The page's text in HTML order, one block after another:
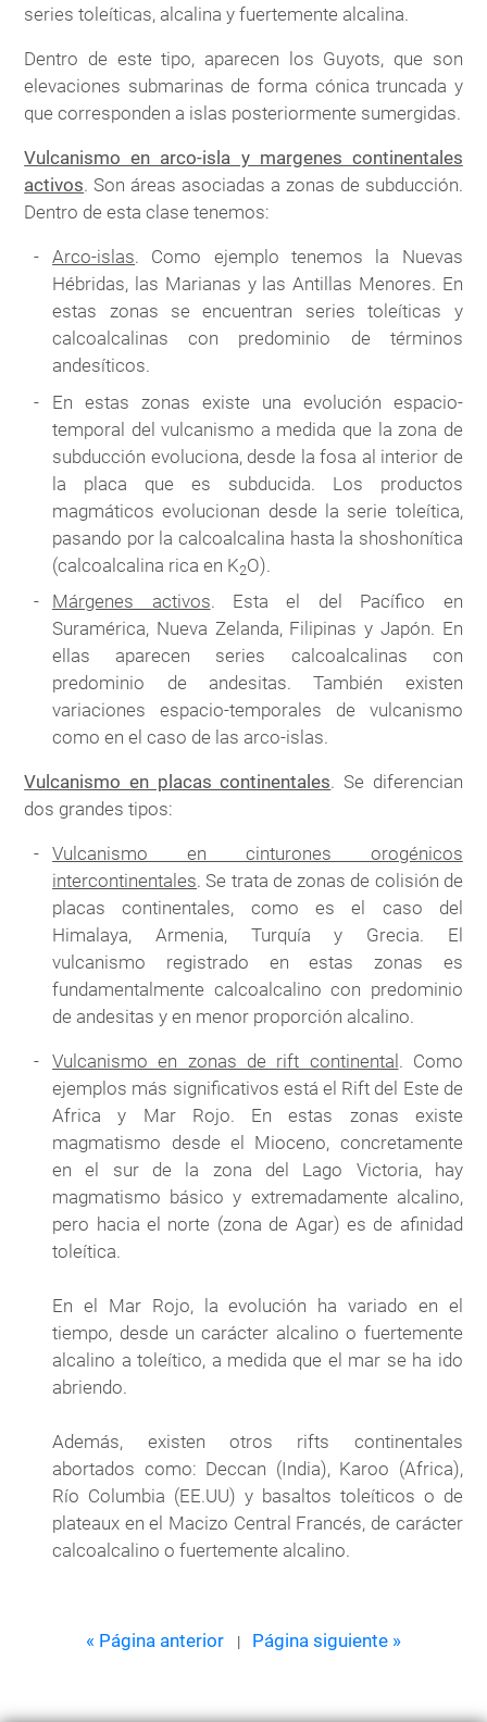
series toleíticas, alcalina y fuertemente alcalina.
Dentro de este tipo, aparecen los Guyots, que son
elevaciones submarinas de forma cónica truncada y
que corresponden a islas posteriormente sumergidas.
Vulcanismo en arco-isla y margenes continentales
activos. Son áreas asociadas a zonas de subducción.
Dentro de esta clase tenemos:
Arco-islas. Como ejemplo tenemos la Nuevas
Hébridas, las Marianas y las Antillas Menores. En
estas zonas se encuentran series toleíticas y
calcoalcalinas con predominio de términos
andesíticos.
En estas zonas existe una evolución espacio-
temporal del vulcanismo a medida que la zona de
subducción evoluciona, desde la fosa al interior de
la placa que es subducida. Los productos
magmáticos evolucionan desde la serie toleítica,
pasando por la calcoalcalina hasta la shoshonítica
(calcoalcalina rica en K2O).
Márgenes activos. Esta el del Pacífico en
Suramérica, Nueva Zelanda, Filipinas y Japón. En
ellas aparecen series calcoalcalinas con
predominio de andesitas. También existen
variaciones espacio-temporales de vulcanismo
como en el caso de las arco-islas.
Vulcanismo en placas continentales. Se diferencian
dos grandes tipos:
Vulcanismo en cinturones orogénicos
intercontinentales. Se trata de zonas de colisión de
placas continentales, como es el caso del
Himalaya, Armenia, Turquía y Grecia. El
vulcanismo registrado en estas zonas es
fundamentalmente calcoalcalino con predominio
de andesitas y en menor proporción alcalino.
Vulcanismo en zonas de rift continental . Como
ejemplos más significativos está el Rift del Este de
Africa y Mar Rojo. En estas zonas existe
magmatismo desde el Mioceno, concretamente
en el sur de la zona del Lago Victoria, hay
magmatismo básico y extremadamente alcalino,
pero hacia el norte (zona de Agar) es de afinidad
toleítica.
En el Mar Rojo, la evolución ha variado en el
tiempo, desde un carácter alcalino o fuertemente
alcalino a toleítico, a medida que el mar se ha ido
abriendo.
Además, existen otros rifts continentales
abortados como: Deccan (India), Karoo (Africa),
Río Columbia (EE.UU) y basaltos toleíticos o de
plateaux en el Macizo Central Francés, de carácter
calcoalcalino o fuertemente alcalino.
« Página anterior | Página siguiente »